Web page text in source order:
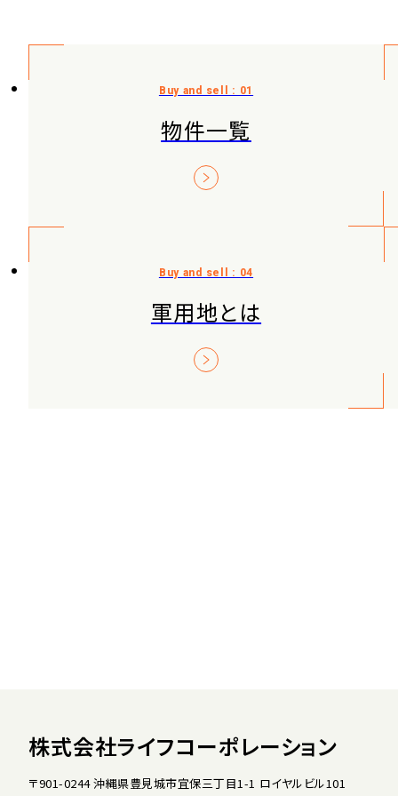
物件一覧
軍用地とは
株式会社ライフコーポレーション
〒901-0244 沖縄県豊見城市宜保三丁目1-1 ロイヤルビル101